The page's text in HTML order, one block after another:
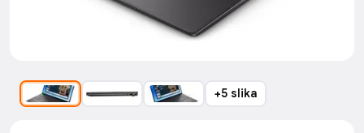
+5 slika